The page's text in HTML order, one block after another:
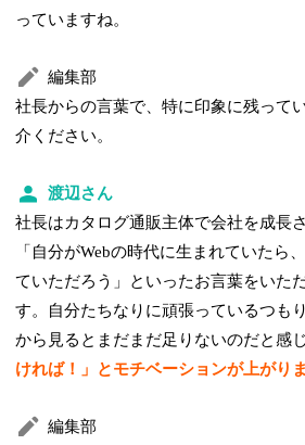
っていますね。
編集部
社長からの言葉で、特に印象に残って
介ください。
渡辺さん
社長はカタログ通販主体で会社を成長
「自分がWebの時代に生まれていたら
ていただろう」といったお言葉をいた
す。自分たちなりに頑張っているつも
から見るとまだまだ足りないのだと感じ
ければ！」とモチベーションが上がりま
編集部